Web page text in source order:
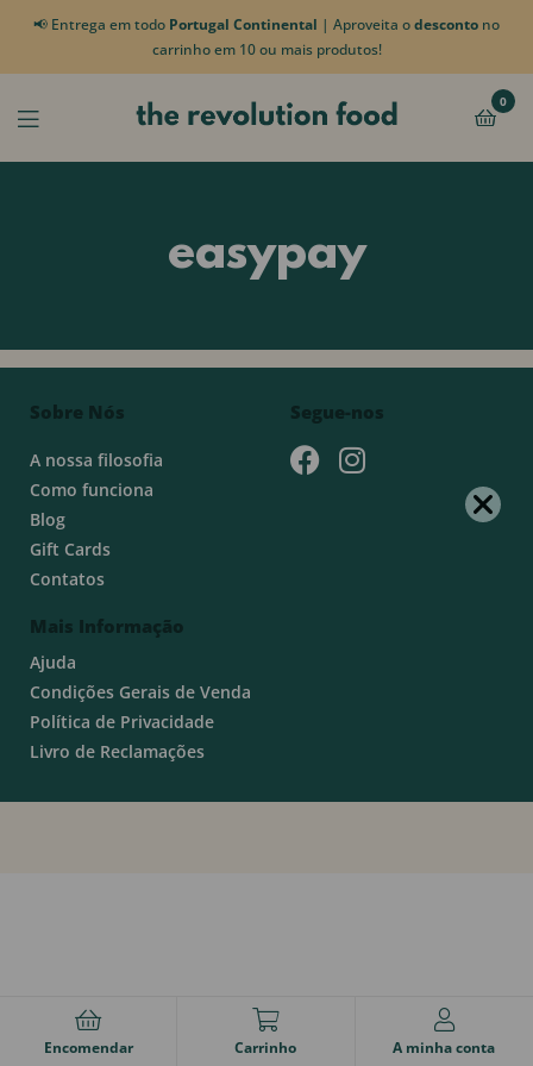
📢 Entrega em todo Portugal Continental | Aproveita odesconto no
carrinho em 10 ou mais produtos!
0
easypay
Sobre Nós
A nossa filosofia
Como funciona
Blog
Gift Cards
Contatos
Mais Informação
Ajuda
Condições Gerais de Venda
Política de Privacidade
Livro de Reclamações
Segue-nos
Encomendar Carrinho A minha conta